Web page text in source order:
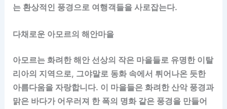
는 환상적인 풍경으로 여행객들을 사로잡는다.
다채로운 아모르의 해안마을
아모르는 화려한 해안 선상의 작은 마을들로 유명한 이탈
리아의 지역으로, 그야말로 동화 속에서 튀어나온 듯한
아름다움을 자랑합니다. 이 마을들은 화려한 산악 풍경과
맑은 바다가 어우러져 한 폭의 명화 같은 풍경을 만들어